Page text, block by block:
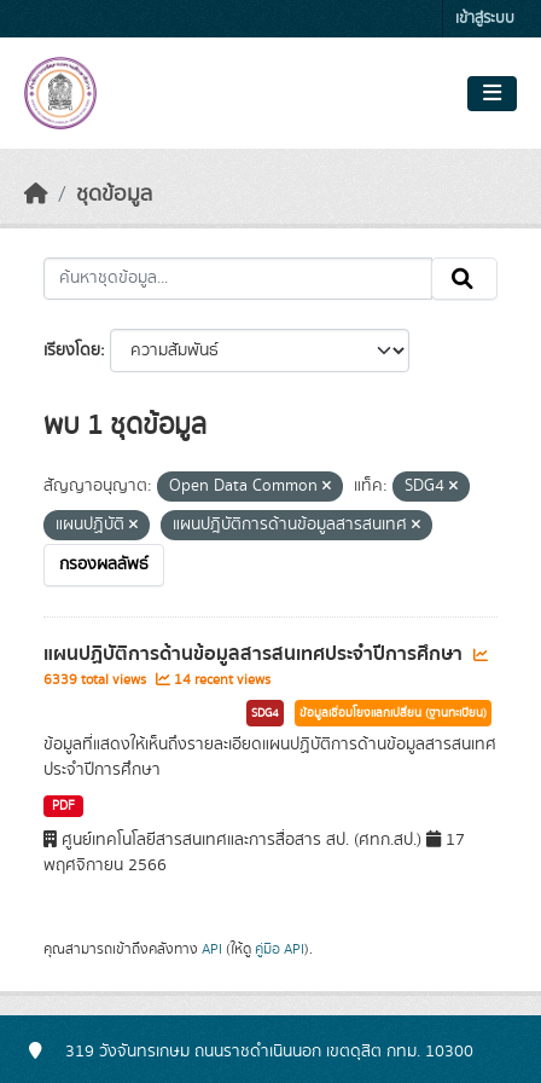
เข้าสู่ระบบ
ชุดข้อมูล
เรียงโดย
พบ 1 ชุดข้อมูล
สัญญาอนุญาต: Open Data Common แท็ค:
SDG4
แผนปฏิบัติ
แผนปฎิบัติการด้านข้อมูลสารสนเทศ
กรองผลลัพธ์
แผนปฏิบัติการด้านข้อมูลสารสนเทศประจำปีการศึกษา
6339 total views 14 recent views
SDG4 ข้อมูลเชื่อมโยงแลกเปลี่ยน (ฐานทะเบียน)
ข้อมูลที่แสดงให้เห็นถึงรายละเอียดแผนปฏิบัติการด้านข้อมูลสารสนเทศ
ประจำปีการศึกษา
PDF
ศูนย์เทคโนโลยีสารสนเทศและการสื่อสาร สป. (ศทก.สป.)
17
พฤศจิกายน 2566
คุณสามารถเข้าถึงคลังทาง API (ให้ดู คู่มือ API).
319 วังจันทรเกษม ถนนราชดำเนินนอก เขตดุสิต กทม. 10300